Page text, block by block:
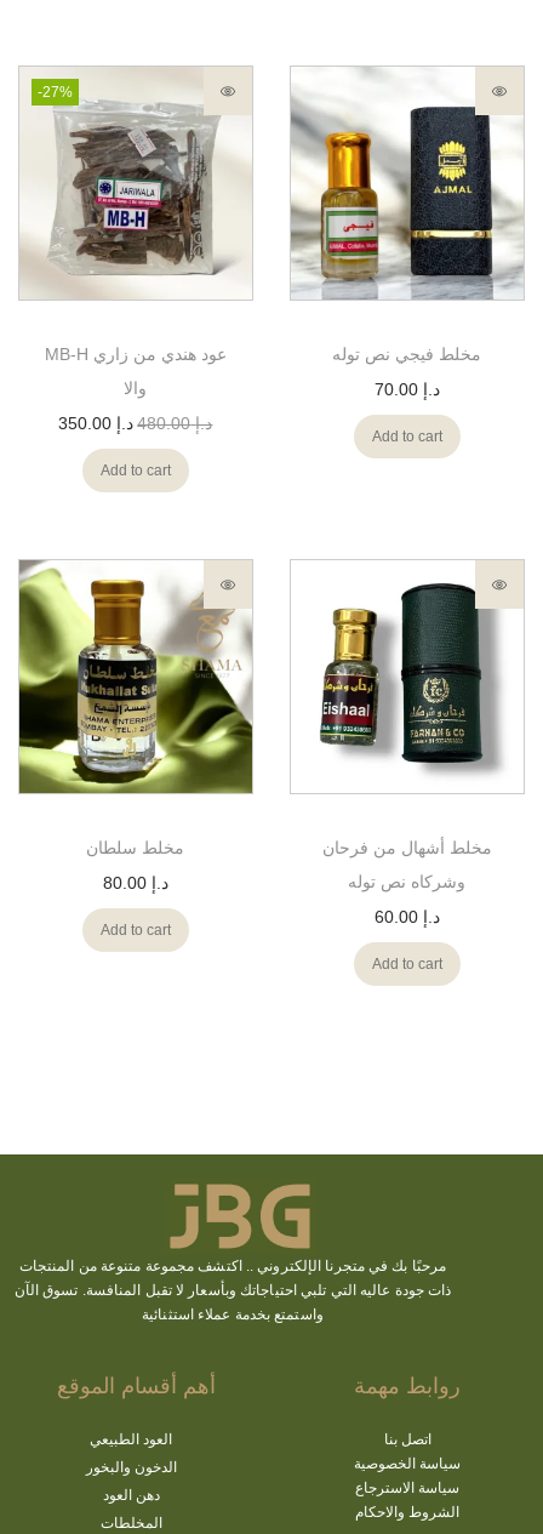
-27%
MB-H عود هندي من زاري
والا
د.إ480.00 د.إ
Add to cart
مخلط فيجي نص توله
د.إ 70.00
Add to cart
مخلط سلطان
د.إ 80.00
Add to cart
مخلط أشهال من فرحان
وشركاه نص توله
د.إ 60.00
Add to cart
مرحبًا بك في متجرنا الإلكتروني .. اكتشفمجموعة متنوعة من المنتجات
ذات جودة عاليه التي تلبي احتياجاتك وبأسعار لا تقبل المنافسة. تسوق الآن
واستمتع بخدمة عملاء استثنائية
أهم أقسام الموقع
العود الطبيعي
الدخون والبخور
دهن العود
المخلطات
روابط مهمة
اتصل بنا
سياسة الخصوصية
سياسة الاسترجاع
الشروط والاحكام